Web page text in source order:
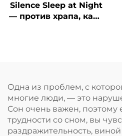
Silence Sleep at Night
— против храпа, капа
Одна из проблем, с
многие люди, — это
Сон очень важен, поэтому
трудности со сном, вы
раздражительность,